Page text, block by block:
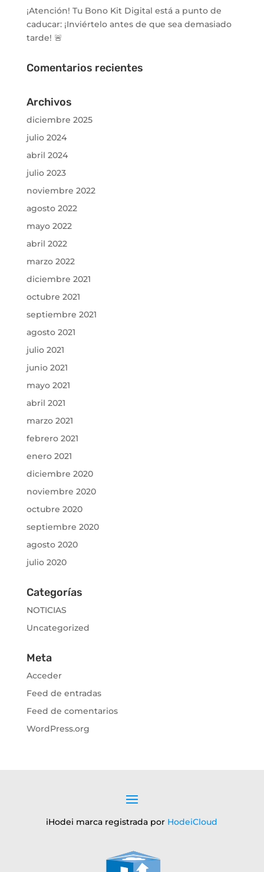
¡Atención! Tu Bono Kit Digital está a punto de
caducar: ¡Inviértelo antes de que sea demasiado
tarde! 🚨
Comentarios recientes
Archivos
diciembre 2025
julio 2024
abril 2024
julio 2023
noviembre 2022
agosto 2022
mayo 2022
abril 2022
marzo 2022
diciembre 2021
octubre 2021
septiembre 2021
agosto 2021
julio 2021
junio 2021
mayo 2021
abril 2021
marzo 2021
febrero 2021
enero 2021
diciembre 2020
noviembre 2020
octubre 2020
septiembre 2020
agosto 2020
julio 2020
Categorías
NOTICIAS
Uncategorized
Meta
Acceder
Feed de entradas
Feed de comentarios
WordPress.org
iHodei marca registrada por HodeiCloud